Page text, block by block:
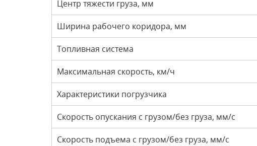
Центр тяжести груза, мм
Ширина рабочего коридора, мм
Топливная система
Максимальная скорость, км/ч
Характеристики погрузчика
Скорость опускания с грузом/без груза, мм/с
Скорость подъема с грузом/без груза, мм/с